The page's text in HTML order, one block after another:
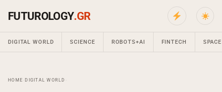
FUTUROLOGY.GR
DIGITAL WORLD SCIENCE ROBOTS+AI FINTECH SPACE
HOME DIGITAL WORLD